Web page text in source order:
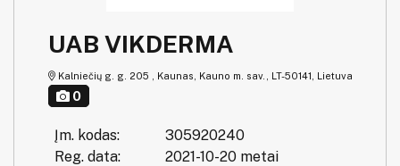
UAB VIKDERMA
Kalniečių g. g. 205 , Kaunas, Kauno m. sav., LT-50141, Lietuva
0
Įm. kodas:
305920240
Reg. data:
2021-10-20 metai